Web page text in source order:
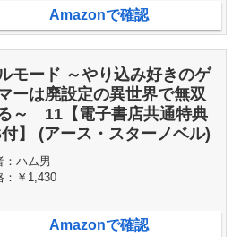
Amazonで確認
モード ～やり込み好きのゲ
ーは廃設定の異世界で無双
～ 11【電子書店共通特典
】 (アース・スターノベル)
ハム男
￥1,430
Amazonで確認